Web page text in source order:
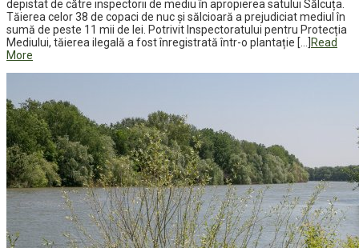
depistat de către inspectorii de mediu în apropierea satului Sălcuța.
Tăierea celor 38 de copaci de nuc și sălcioară a prejudiciat mediul în
sumă de peste 11 mii de lei. Potrivit Inspectoratului pentru Protecția
Mediului, tăierea ilegală a fost înregistrată într-o plantație […]
Read
More